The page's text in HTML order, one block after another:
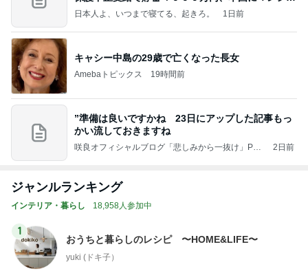
ンを
日本人よ、いつまで寝てる、起きろ。 1日前
キャシー中島の29歳で亡くなった長女
Amebaトピックス 19時間前
”準備は良いですかね 23日にアップした記事もっ
かい流しておきますね
咲良オフィシャルブログ「悲しみから一抜け」Pow
2日前
ジャンルランキング
インテリア・暮らし 18,958人参加中
1
おうちと暮らしのレシピ 〜HOME&LIFE〜
yuki (ドキ子）